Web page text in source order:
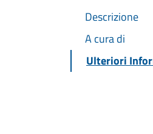
Descrizione
A cura di
Ulteriori